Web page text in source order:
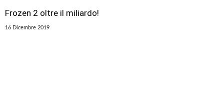
Frozen 2 oltre il miliardo!
16 Dicembre 2019